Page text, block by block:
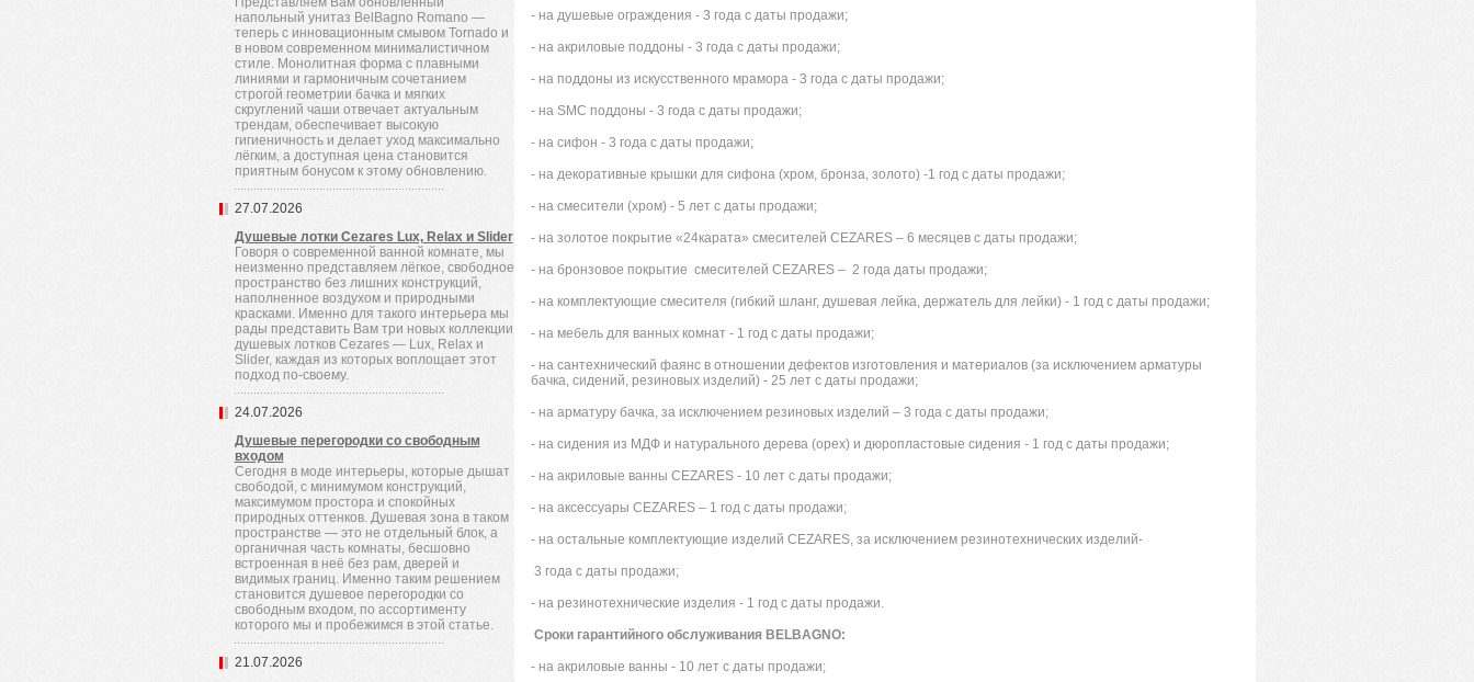
напольный унитаз BelBagno Romano —
теперь с инновационным смывом Tornado и
в новом современном минималистичном
стиле. Монолитная форма с плавными
линиями и гармоничным сочетанием
строгой геометрии бачка и мягких
скруглений чаши отвечает актуальным
трендам, обеспечивает высокую
гигиеничность и делает уход максимально
лёгким, а доступная цена становится
приятным бонусом к этому обновлению.
27.07.2026
Душевые лотки Cezares Lux, Relax и Slider
Говоря о современной ванной комнате, мы
неизменно представляем лёгкое, свободное
пространство без лишних конструкций,
наполненное воздухом и природными
красками. Именно для такого интерьера мы
рады представить Вам три новых коллекции
душевых лотков Cezares — Lux, Relax и
Slider, каждая из которых воплощает этот
подход по-своему.
24.07.2026
Душевые перегородки со свободным
входом
Сегодня в моде интерьеры, которые дышат
свободой, с минимумом конструкций,
максимумом простора и спокойных
природных оттенков. Душевая зона в таком
пространстве — это не отдельный блок, а
органичная часть комнаты, бесшовно
встроенная в неё без рам, дверей и
видимых границ. Именно таким решением
становится душевое перегородки со
свободным входом, по ассортименту
которого мы и пробежимся в этой статье.
21.07.2026
- на душевые ограждения - 3 года с даты продажи;
- на акриловые поддоны - 3 года с даты продажи;
- на поддоны из искусственного мрамора - 3 года с даты продажи;
- на SMC поддоны - 3 года с даты продажи;
- на сифон - 3 года с даты продажи;
- на декоративные крышки для сифона (хром, бронза, золото) -1 год с даты продажи;
- на смесители (хром) - 5 лет с даты продажи;
- на золотое покрытие «24карата» смесителей CEZARES – 6 месяцев с даты продажи;
- на бронзовое покрытие смесителей CEZARES – 2 года даты продажи;
- на комплектующие смесителя (гибкий шланг, душевая лейка, держатель для лейки) - 1 год с даты продажи;
- на мебель для ванных комнат - 1 год с даты продажи;
- на сантехнический фаянс в отношении дефектов изготовления и материалов (за исключением арматуры
бачка, сидений, резиновых изделий) - 25 лет с даты продажи;
- на арматуру бачка, за исключением резиновых изделий – 3 года с даты продажи;
- на сидения из МДФ и натурального дерева (орех) и дюропластовые сидения - 1 год с даты продажи;
- на акриловые ванны C EZARES- 10 лет с даты продажи;
- на аксессуары CEZARES– 1 год с даты продажи;
- на остальные комплектующие изделий CEZARES, за исключением резинотехнических изделий-
3 года с даты продажи;
- на резинотехнические изделия - 1 год с даты продажи.
Сроки гарантийного обслуживания BELBAGNO:
- на акриловые ванны - 10 лет с даты продажи;